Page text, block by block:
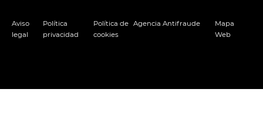
Aviso
legal
Política
privacidad
Política de
cookies
Agencia Antifraude
Mapa
Web